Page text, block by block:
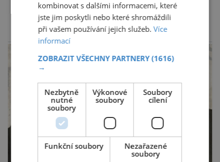
srpna jim to umožňuje rozhodnutí Ústředního
kontrolního a zkušebního ústavu zemědělského
(ÚKZÚZ) podřízeného ministerstvu
zemědělství. Ornitologové varují, že v ohrožení
je mnoho živočichů a především […]
DALŠÍ ČLÁNKY ›
kombinovat s dalšími informacemi, které
jste jim poskytli nebo které shromáždili
při vašem používání jejich služeb.Více
informací
ZOBRAZIT VŠECHNY PARTNERY(1616)
→
Nezbytně
nutné
soubory
Výkonové
soubory
Soubory
cílení
Funkční soubory
Nezařazené
soubory